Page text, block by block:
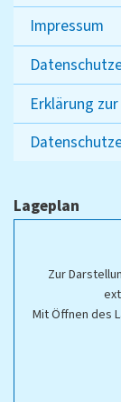
Impressum
Erklärung
Lageplan
Zur
Mit Öffnen des